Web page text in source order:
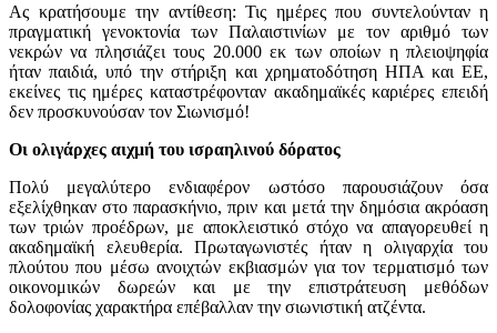
Ας κρατήσουμε την αντίθεση: Τις ημέρες που συντελούνταν η
πραγματική γενοκτονία των Παλαιστινίων με τον αριθμό των
νεκρών να πλησιάζει τους 20.000 εκ των οποίων η πλειοψηφία
ήταν παιδιά, υπό την στήριξη και χρηματοδότηση ΗΠΑ και ΕΕ,
εκείνες τις ημέρες καταστρέφονταν ακαδημαϊκές καριέρες επειδή
δεν προσκυνούσαν τον Σιωνισμό!
Οι ολιγάρχες αιχμή του ισραηλινού δόρατος
Πολύ μεγαλύτερο ενδιαφέρον ωστόσο παρουσιάζουν όσα
εξελίχθηκαν στο παρασκήνιο, πριν και μετά την δημόσια ακρόαση
των τριών προέδρων, με αποκλειστικό στόχο να απαγορευθεί η
ακαδημαϊκή ελευθερία. Πρωταγωνιστές ήταν η ολιγαρχία του
πλούτου που μέσω ανοιχτών εκβιασμών για τον τερματισμό των
οικονομικών δωρεών και με την επιστράτευση μεθόδων
δολοφονίας χαρακτήρα επέβαλλαν την σιωνιστική ατζέντα.